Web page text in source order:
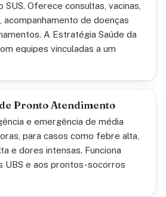
Oferece consultas, vacinas,
de doenças
A Estratégia Saúde da
equipes vinculadas a um
Pronto Atendimento
e emergência de média
para casos como febre alta,
e dores intensas. Funciona
UBS e aos prontos-socorros